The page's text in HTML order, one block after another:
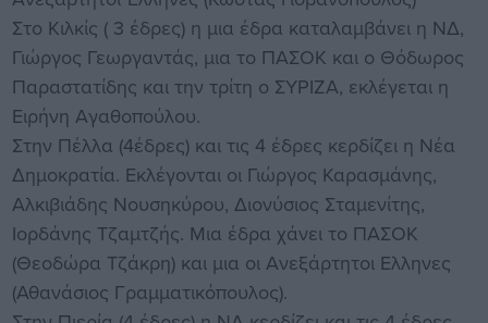
Στο Κιλκίς ( 3 έδρες) η μια έδρα καταλαμβάνει η ΝΔ,
Γιώργος Γεωργαντάς, μια το ΠΑΣΟΚ και ο Θόδωρος
Παραστατίδης και την τρίτη ο ΣΥΡΙΖΑ, εκλέγεται η
Ειρήνη Αγαθοπούλου.
Στην Πέλλα (4έδρες) και τις 4 έδρες κερδίζει η Νέα
Δημοκρατία. Εκλέγονται οι Γιώργος Καρασμάνης,
Αλκιβιάδης Νουσηκύρου, Διονύσιος Σταμενίτης,
Ιορδάνης Τζαμτζής. Μια έδρα χάνει το ΠΑΣΟΚ
(Θεοδώρα Τζάκρη) και μια οι Ανεξάρτητοι Ελληνες
(Αθανάσιος Γραμματικόπουλος).